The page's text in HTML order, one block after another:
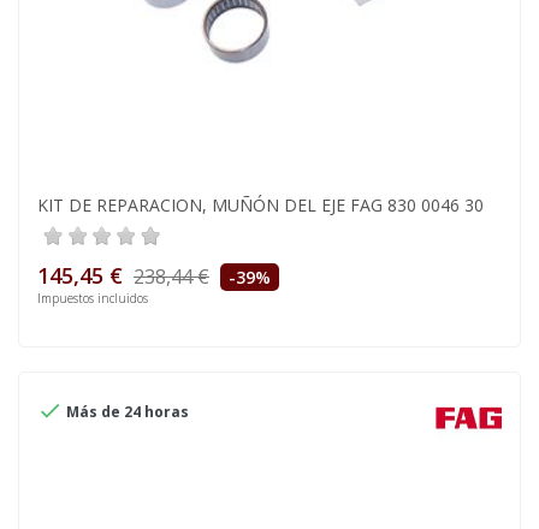
KIT DE REPARACION, MUÑÓN DEL EJE FAG 830 0046 30
145,45 € 238,44 € -39%
Impuestos incluidos
 Más de 24 horas